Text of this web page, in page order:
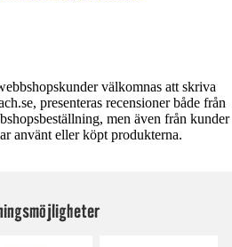
välkomnas att skriva
presenteras recensioner både från
men även från kunder
använt eller köpt produkterna.